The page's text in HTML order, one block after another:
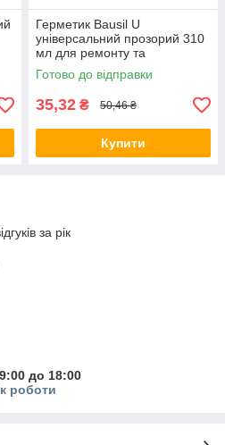
Герметик Bausil U
універсальний прозорий 310
мл для ремонту та
герметизації
Готово до відправки
35,32 ₴ 50,46 ₴
Купити
за рік
до 18:00
роботи